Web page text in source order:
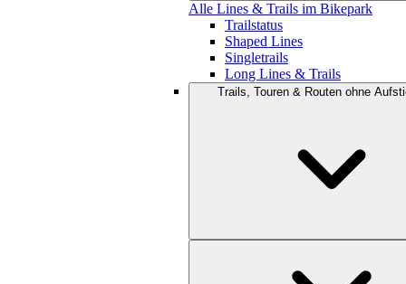
Alle Lines & Trails im Bikepark
Trailstatus
Shaped Lines
Singletrails
Long Lines & Trails
Trails, Touren & Routen ohne